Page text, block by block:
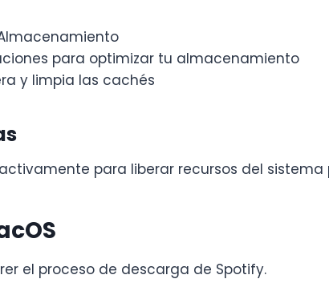
para optimizar tu almacenamiento
y limpia las cachés
para liberar recursos del
el proceso de descarga de Spotify.